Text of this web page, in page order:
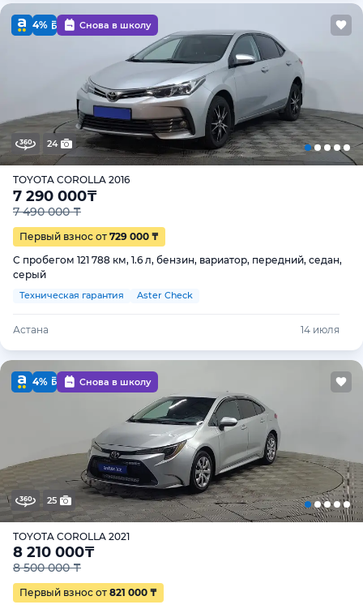
4% Снова в школу
24
TOYOTA COROLLA 2016
7 290 000₸
7 490 000 ₸
Первый взнос от 729 000 ₸
С пробегом 121 788 км, 1.6 л, бензин, вариатор, передний, седан,
серый
Техническая гарантия Aster Check
Астана 14 июля
4% Снова в школу
25
TOYOTA COROLLA 2021
8 210 000₸
8 500 000 ₸
Первый взнос от 821 000 ₸